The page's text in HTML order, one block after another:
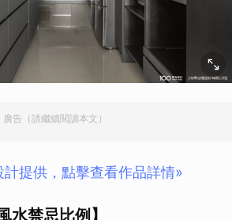
廣告（請繼續閱讀本文）
計提供，點擊查看作品詳情»
水禁忌比例】